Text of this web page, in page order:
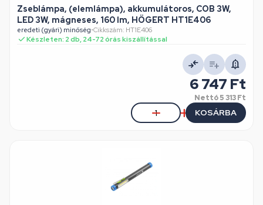
Zseblámpa, (elemlámpa), akkumulátoros, COB 3W,
LED 3W, mágneses, 160 lm, HÖGERT HT1E406
eredeti (gyári) minőség•Cikkszám: HT1E406
Készleten: 2 db, 24-72 órás kiszállítással
6 747 Ft
Nettó5 313 Ft
KOSÁRBA